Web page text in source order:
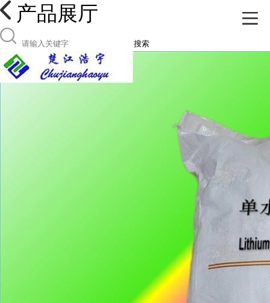
产品展厅
搜索